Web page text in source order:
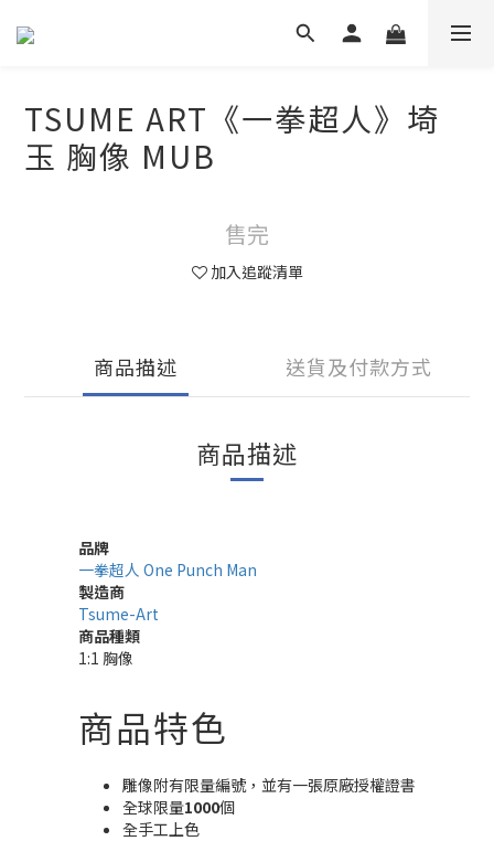
TSUME ART《一拳超人》埼
玉 胸像 MUB
售完
加入追蹤清單
商品描述 送貨及付款方式
商品描述
品牌
一拳超人 One Punch Man
製造商
Tsume-Art
商品種類
1:1 胸像
商品特色
雕像附有限量編號，並有一張原廠授權證書
全球限量1000個
全手工上色